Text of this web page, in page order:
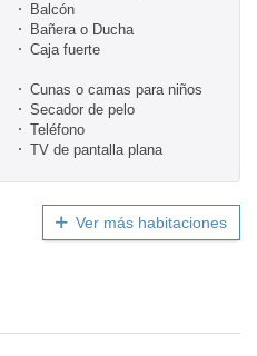
Balcón
Bañera o Ducha
Caja fuerte
Cunas o camas para niños
Secador de pelo
Teléfono
TV de pantalla plana
Ver más habitaciones